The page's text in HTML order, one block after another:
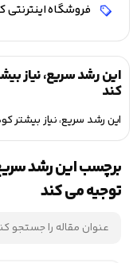
فروشگاه اینترنتی
این رشد سریع، نیاز
کند
این رشد سریع، نیاز بیشتر
برچسب این رشد
توجیه می کند